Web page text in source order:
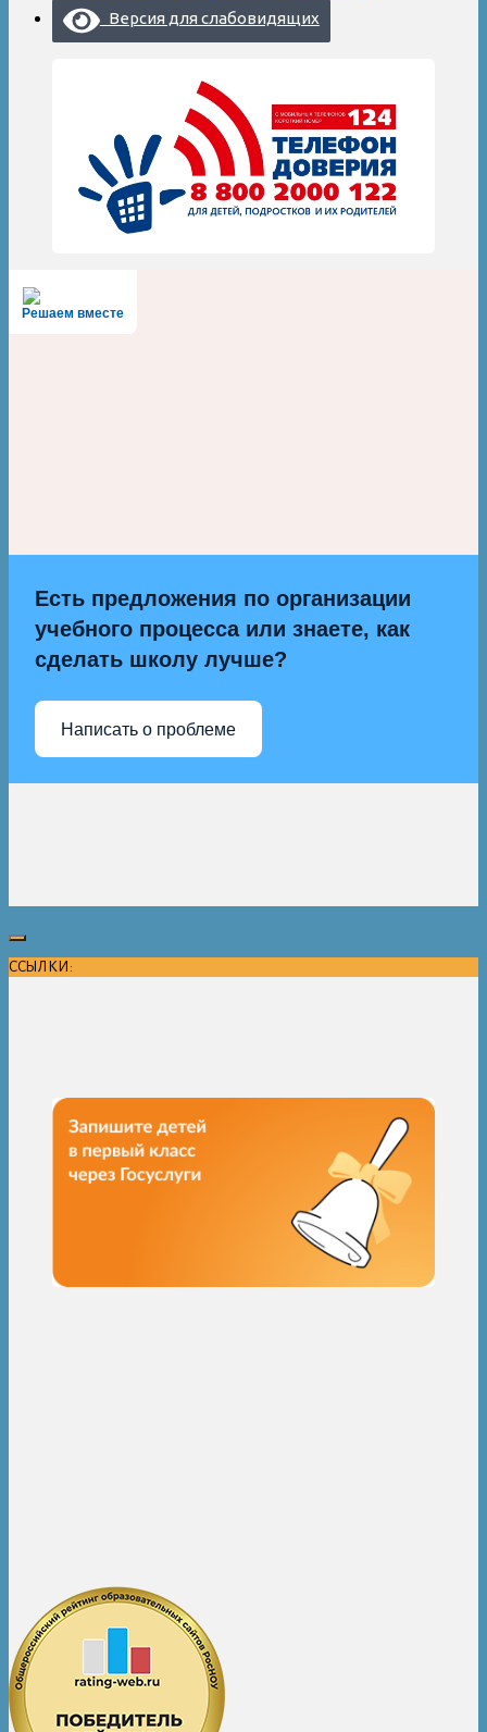
Версия для слабовидящих
Решаем вместе
Есть предложения по организации
учебного процесса или знаете, как
сделать школу лучше?
Написать о проблеме
ССЫЛКИ: